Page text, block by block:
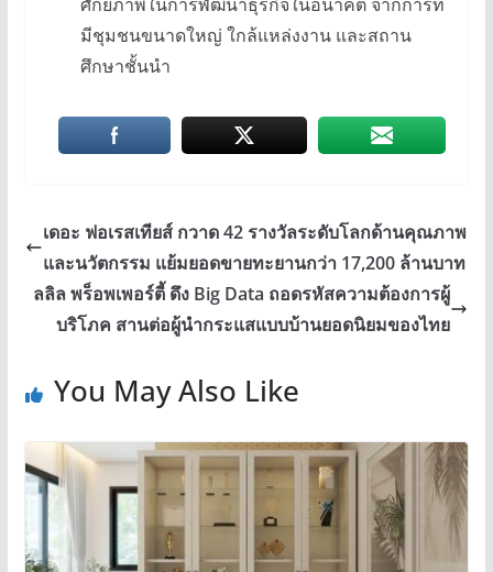
มีชุมชนขนาดใหญ่ ใกล้แหล่งงาน และสถาน
ศึกษาชั้นนำ
เดอะ ฟอเรสเทียส์ กวาด 42 รางวัลระดับโลกด้านคุณภาพ
และนวัตกรรม แย้มยอดขายทะยานกว่า 17,200 ล้านบาท
ลลิล พร็อพเพอร์ตี้ ดึง Big Data ถอดรหัสความต้องการผู้
บริโภค สานต่อผู้นำกระแสแบบบ้านยอดนิยมของไทย
You May Also Like